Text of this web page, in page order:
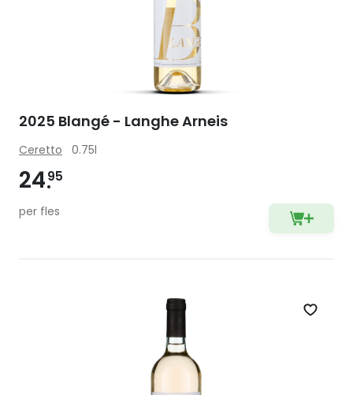
2025 Blangé - Langhe Arneis
Ceretto 0.75l
2495
per fles
Zet